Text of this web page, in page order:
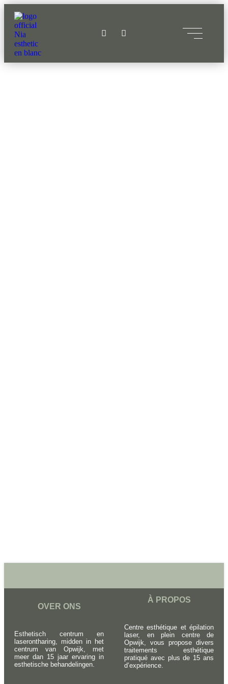
OVER ONS
Esthetisch centrum en
laserontharing, midden in het
centrum van Opwijk, met
meer dan 15 jaar ervaring in
esthetische behandelingen.
À PROPOS
Centre esthétique et épilation
laser, en plein centre de
Opwijk, vous propose divers
traitements esthétique
pratiqué avec plus de 15 ans
d’expérience.